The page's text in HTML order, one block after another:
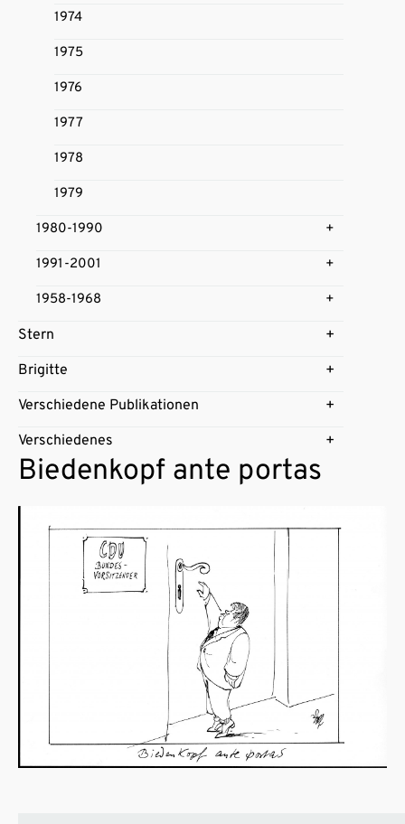
1974
1975
1976
1977
1978
1979
1980-1990
1991-2001
1958-1968
Stern
Brigitte
Verschiedene Publikationen
Verschiedenes
Biedenkopf ante portas